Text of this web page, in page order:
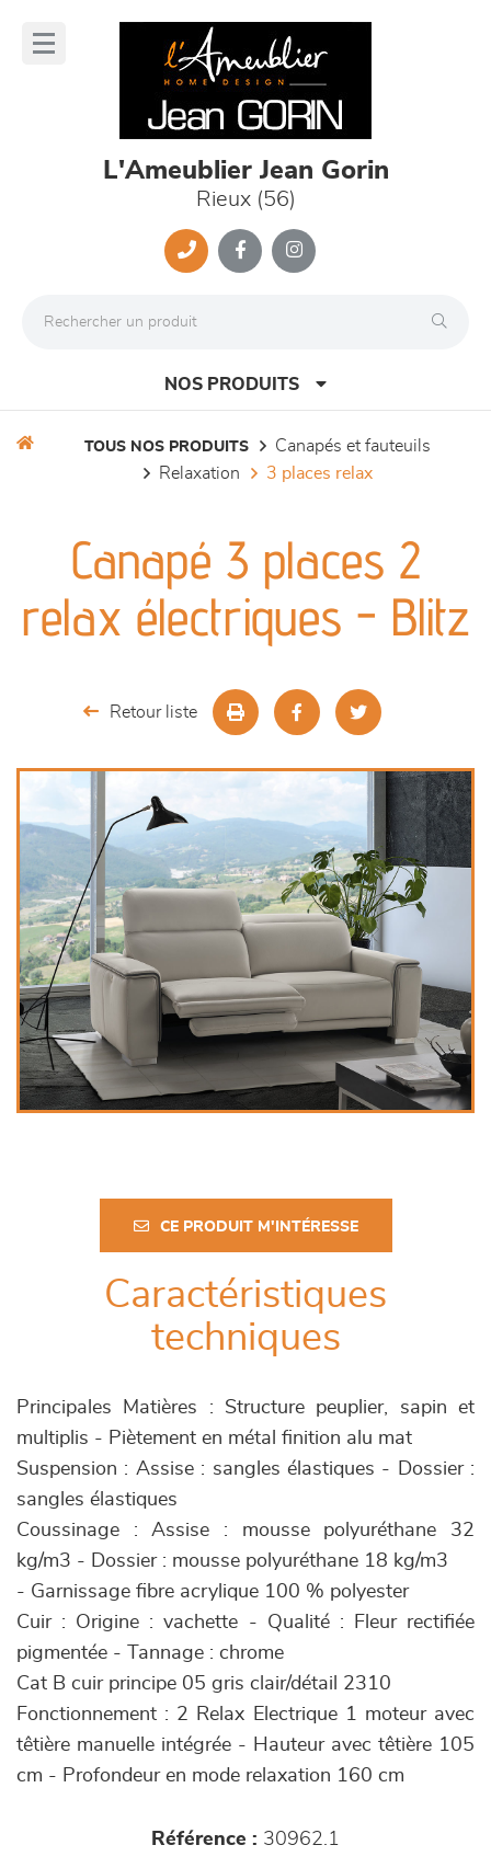
L'Ameublier Jean Gorin
Rieux (56)
NOS PRODUITS
séjours
meubles de complément
décoration
TOUS NOS PRODUITS
canapés et fauteuils
relaxation
3 places relax
Canapé 3 places 2
relax électriques - Blitz
Retour liste
CE PRODUIT M'INTÉRESSE
Caractéristiques
techniques
Principales Matières : Structure peuplier, sapin et
multiplis - Piètement en métal finition alu mat
Suspension : Assise : sangles élastiques - Dossier :
sangles élastiques
Coussinage : Assise : mousse polyuréthane 32
kg/m3 - Dossier : mousse polyuréthane 18 kg/m3
- Garnissage fibre acrylique 100 % polyester
Cuir : Origine : vachette - Qualité : Fleur rectifiée
pigmentée - Tannage : chrome
Cat B cuir principe 05 gris clair/détail 2310
Fonctionnement : 2 Relax Electrique 1 moteur avec
têtière manuelle intégrée - Hauteur avec têtière 105
cm - Profondeur en mode relaxation 160 cm
Référence : 30962.1